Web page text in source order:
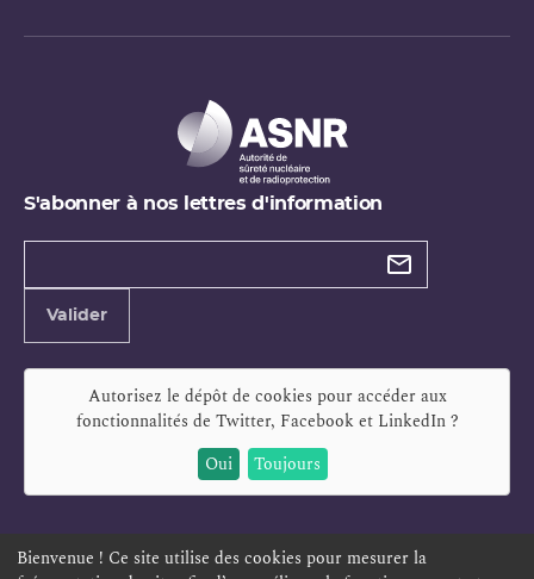
S'abonner à nos lettres d'information
Types de
Valider
Autorisez le dépôt de cookies pour accéder aux
fonctionnalités de Twitter, Facebook et LinkedIn?
Oui
Toujours
Bienvenue ! Ce site utilise des cookies pour mesurer la